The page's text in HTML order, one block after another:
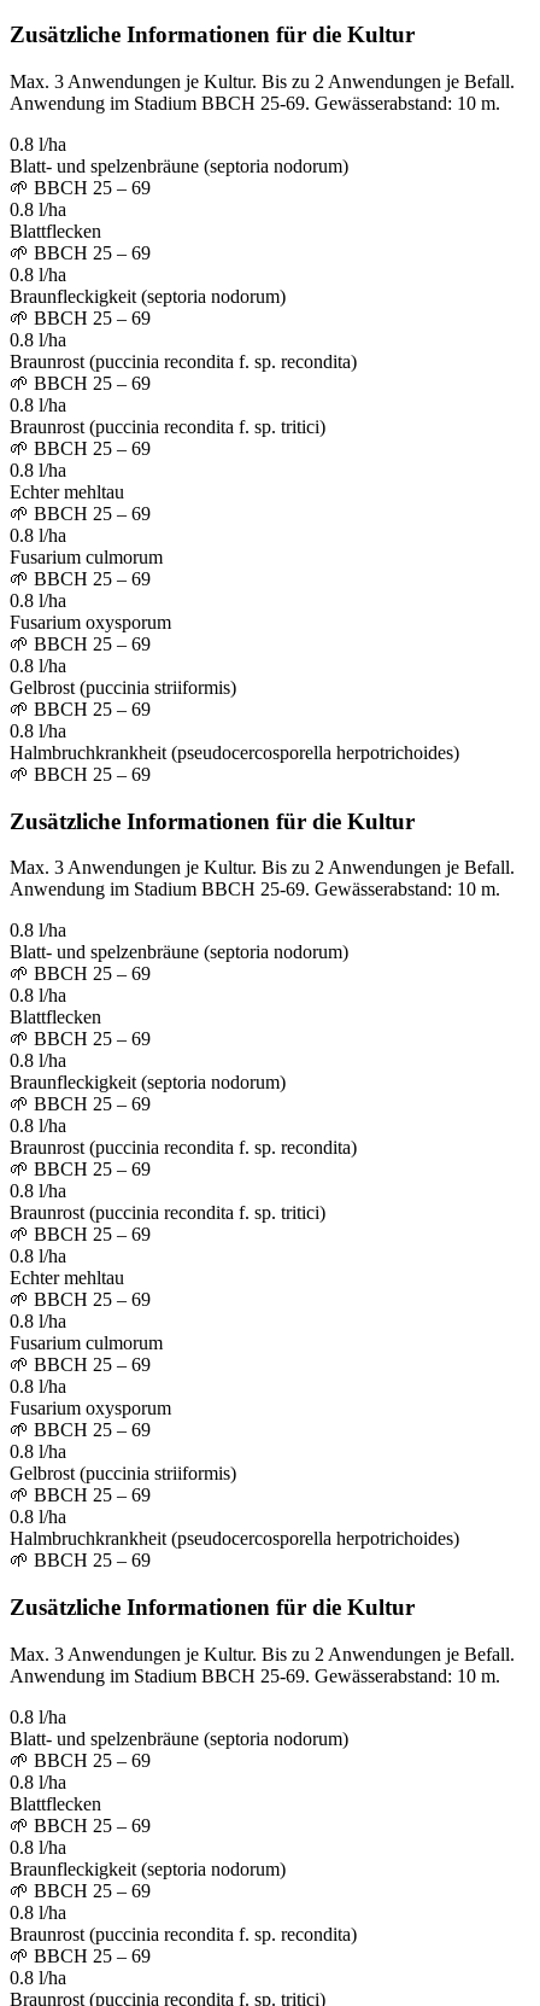
Zusätzliche Informationen für die Kultur
Max. 3 Anwendungen je Kultur. Bis zu 2 Anwendungen je Befall.
Anwendung im Stadium BBCH 25-69. Gewässerabstand: 10 m.
0.8 l/ha
Blatt- und spelzenbräune (septoria nodorum)
🌱 BBCH 25 – 69
0.8 l/ha
Blattflecken
🌱 BBCH 25 – 69
0.8 l/ha
Braunfleckigkeit (septoria nodorum)
🌱 BBCH 25 – 69
0.8 l/ha
Braunrost (puccinia recondita f. sp. recondita)
🌱 BBCH 25 – 69
0.8 l/ha
Braunrost (puccinia recondita f. sp. tritici)
🌱 BBCH 25 – 69
0.8 l/ha
Echter mehltau
🌱 BBCH 25 – 69
0.8 l/ha
Fusarium culmorum
🌱 BBCH 25 – 69
0.8 l/ha
Fusarium oxysporum
🌱 BBCH 25 – 69
0.8 l/ha
Gelbrost (puccinia striiformis)
🌱 BBCH 25 – 69
0.8 l/ha
Halmbruchkrankheit (pseudocercosporella herpotrichoides)
🌱 BBCH 25 – 69
Zusätzliche Informationen für die Kultur
Max. 3 Anwendungen je Kultur. Bis zu 2 Anwendungen je Befall.
Anwendung im Stadium BBCH 25-69. Gewässerabstand: 10 m.
0.8 l/ha
Blatt- und spelzenbräune (septoria nodorum)
🌱 BBCH 25 – 69
0.8 l/ha
Blattflecken
🌱 BBCH 25 – 69
0.8 l/ha
Braunfleckigkeit (septoria nodorum)
🌱 BBCH 25 – 69
0.8 l/ha
Braunrost (puccinia recondita f. sp. recondita)
🌱 BBCH 25 – 69
0.8 l/ha
Braunrost (puccinia recondita f. sp. tritici)
🌱 BBCH 25 – 69
0.8 l/ha
Echter mehltau
🌱 BBCH 25 – 69
0.8 l/ha
Fusarium culmorum
🌱 BBCH 25 – 69
0.8 l/ha
Fusarium oxysporum
🌱 BBCH 25 – 69
0.8 l/ha
Gelbrost (puccinia striiformis)
🌱 BBCH 25 – 69
0.8 l/ha
Halmbruchkrankheit (pseudocercosporella herpotrichoides)
🌱 BBCH 25 – 69
Zusätzliche Informationen für die Kultur
Max. 3 Anwendungen je Kultur. Bis zu 2 Anwendungen je Befall.
Anwendung im Stadium BBCH 25-69. Gewässerabstand: 10 m.
0.8 l/ha
Blatt- und spelzenbräune (septoria nodorum)
🌱 BBCH 25 – 69
0.8 l/ha
Blattflecken
🌱 BBCH 25 – 69
0.8 l/ha
Braunfleckigkeit (septoria nodorum)
🌱 BBCH 25 – 69
0.8 l/ha
Braunrost (puccinia recondita f. sp. recondita)
🌱 BBCH 25 – 69
0.8 l/ha
Braunrost (puccinia recondita f. sp. tritici)